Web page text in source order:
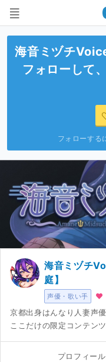
海音ミヅチ
フォローして
フォローする
声優・歌い手
海音ミヅチ
庭】
京都出身はんなり人妻声
ここだけの限定コンテン
プロフィール